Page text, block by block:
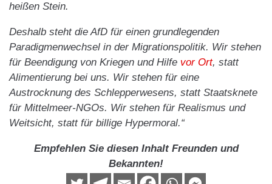
heißen Stein.
Deshalb steht die AfD für einen grundlegenden
Paradigmenwechsel in der Migrationspolitik. Wir stehen
für Beendigung von Kriegen und Hilfe vor Ort, statt
Alimentierung bei uns. Wir stehen für eine
Austrocknung des Schlepperwesens, statt Staatsknete
für Mittelmeer-NGOs. Wir stehen für Realismus und
Weitsicht, statt für billige Hypermoral.“
Empfehlen Sie diesen Inhalt Freunden und
Bekannten!